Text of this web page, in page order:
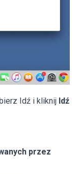
Idź i kliknij Idź
przez